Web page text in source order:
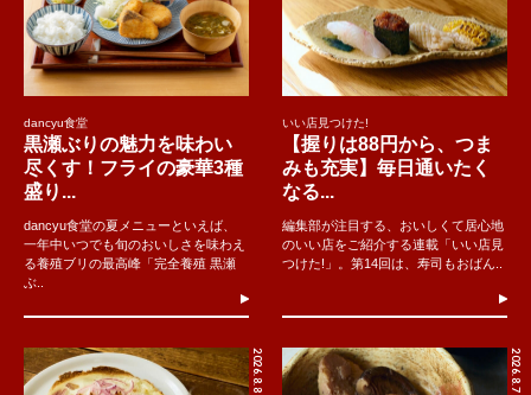
dancyu食堂
黒瀬ぶりの魅力を味わい
尽くす！フライの豪華3種
盛り...
dancyu食堂の夏メニューといえば、
一年中いつでも旬のおいしさを味わえ
る養殖ブリの最高峰「完全養殖 黒瀬
ぶ..
いい店見つけた!
【握りは88円から、つま
みも充実】毎日通いたく
なる...
編集部が注目する、おいしくて居心地
のいい店をご紹介する連載「いい店見
つけた!」。第14回は、寿司もおばん..
2026.8.8 2026.8.7